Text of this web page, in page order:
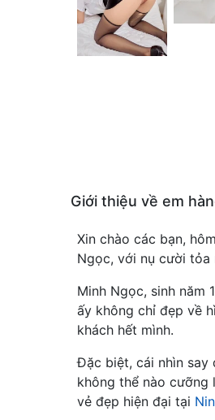
Giới thiệu về em
Xin chào các bạn,
Ngọc, với nụ cười tỏa
Minh Ngọc, sinh năm
ấy không chỉ đẹp về
khách hết mình.
Đặc biệt, cái nhìn say
không thể nào cưỡng
vẻ đẹp hiện đại tại